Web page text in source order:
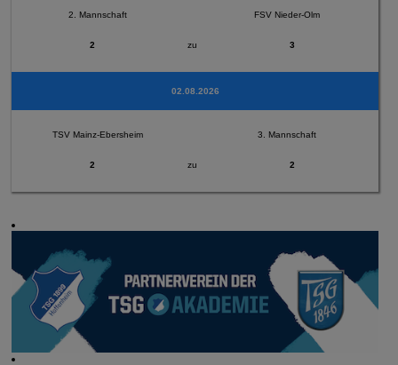
2. Mannschaft FSV Nieder-Olm
2 zu 3
02.08.2026
TSV Mainz-Ebersheim 3. Mannschaft
2 zu 2